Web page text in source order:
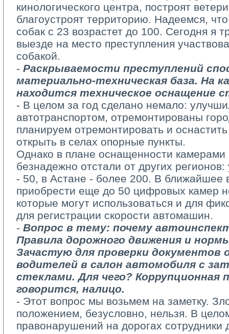
кинологического центра, построят
благоустроят территорию. Надеемся,
собак с 23 возрастет до 100. Сегодня я
выезде на место преступления
собакой.
- Раскрываемости преступлений
материально-техническая база. На
находится техническое оснащение
- В целом за год сделано немало:
автотранспортом, отремонтированы
планируем отремонтировать и
открыть в селах опорные пункты.
Однако в плане оснащенности
безнадежно отстали от других
- 50, в Астане - более 200. В ближайшее
приобрести еще до 50 цифровых камер
которые могут использоваться и для
для регистрации скорости автомашин.
- Вопрос в тему: почему
Правила дорожного движения и
Зачастую для проверки документов
водителей в салон автомобиля с
стеклами. Для чего? Коррупционная
говорится, налицо.
- Этот вопрос мы возьмем на заметку.
положением, безусловно, нельзя. В
правонарушений на дорогах сотрудники